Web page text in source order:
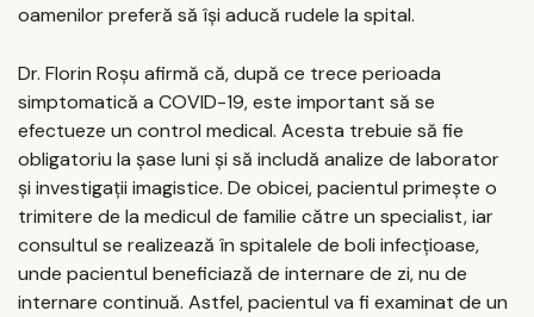
oamenilor preferă să își aducă rudele la spital.
Dr. Florin Roșu afirmă că, după ce trece perioada
simptomatică a COVID-19, este important să se
efectueze un control medical. Acesta trebuie să fie
obligatoriu la șase luni și să includă analize de laborator
și investigații imagistice. De obicei, pacientul primește o
trimitere de la medicul de familie către un specialist, iar
consultul se realizează în spitalele de boli infecțioase,
unde pacientul beneficiază de internare de zi, nu de
internare continuă. Astfel, pacientul va fi examinat de un